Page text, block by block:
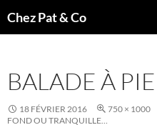
auChez Pat & Co
BALADE À
18 FÉVRIER 2016 750 × 1000
FOND OU TRANQUILLE…